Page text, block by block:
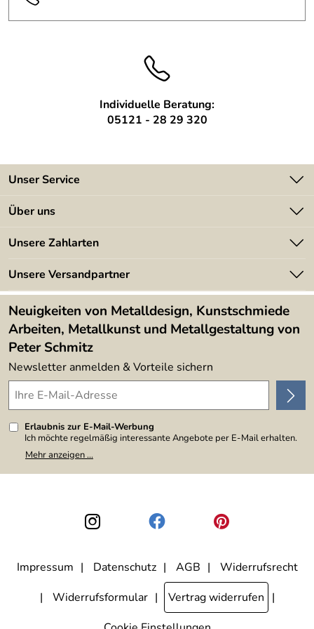
Individuelle Beratung:
05121 - 28 29 320
Unser Service
Kontakt
Kundeninformationen
Newsletter
Lieferbedingungen
Über uns
Angebote
Kundenbewertungen (394)
4,9/5
Unsere Zahlarten
Unsere Versandpartner
Neuigkeiten von Metalldesign, Kunstschmiede
Arbeiten, Metallkunst und Metallgestaltung von
Peter Schmitz
Newsletter anmelden & Vorteile sichern
Erlaubnis zur E-Mail-Werbung
Ich möchte regelmäßig interessante Angebote per E-Mail erhalten.
Meine E-Mail-Adresse wird nicht an andere Unternehmen
weitergegeben. Zu statistischen Zwecken wird in anonymer Form
den Link "Abmelden" am Ende des Newsletters anklicke. Die
Datenschutzerklärung
habe ich zur Kenntnis genommen.
Mehr anzeigen ...
Impressum Datenschutz AGB
Widerrufsrecht
Widerrufsformular
Vertrag widerrufen